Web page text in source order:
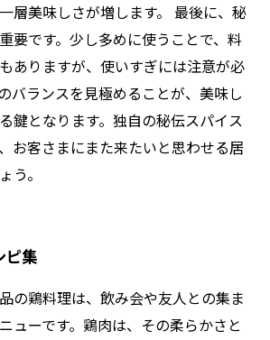
層美味しさが増します。 最後に、秘
要です。少し多めに使うことで、料
ありますが、使いすぎには注意が必
バランスを見極めることが、美味し
鍵となります。独自の秘伝スパイス
お客さまにまた来たいと思わせる居
う。
ピ集
の鶏料理は、飲み会や友人との集ま
ューです。鶏肉は、その柔らかさと